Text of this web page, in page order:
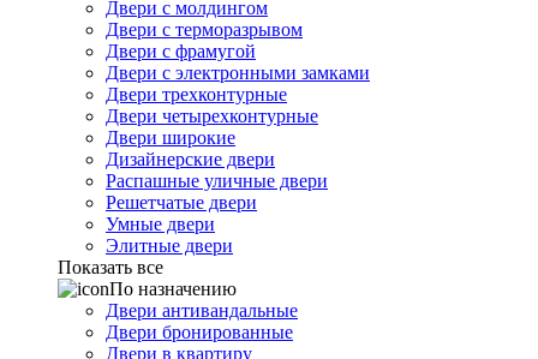
Двери с молдингом
Двери с терморазрывом
Двери с фрамугой
Двери с электронными замками
Двери трехконтурные
Двери четырехконтурные
Двери широкие
Дизайнерские двери
Распашные уличные двери
Решетчатые двери
Умные двери
Элитные двери
Показать все
По назначению
Двери антивандальные
Двери бронированные
Двери в квартиру